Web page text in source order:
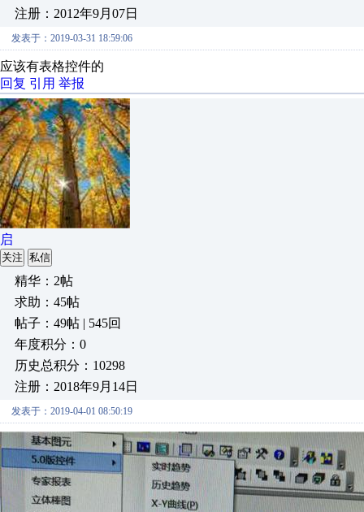
注册：2012年9月07日
发表于：2019-03-31 18:59:06
应该有表格控件的
回复 引用 举报
启
关注 私信
精华：2帖
求助：45帖
帖子：49帖 | 545回
年度积分：0
历史总积分：10298
注册：2018年9月14日
发表于：2019-04-01 08:50:19